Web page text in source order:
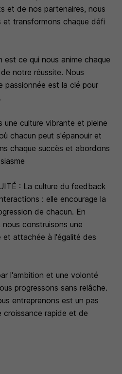
et de nos partenaires, nous
et transformons chaque défi
est ce qui nous anime chaque
notre réussite. Nous
passionnée est la clé pour
une culture vibrante et pleine
chacun peut s'épanouir et
chaque succès et abordons
: La culture du feedback
: elle encourage la
de chacun. En
construisons une
et attachée à l'égalité des
l'ambition et une volonté
progressons sans relâche.
entreprenons est un pas
rapide et de